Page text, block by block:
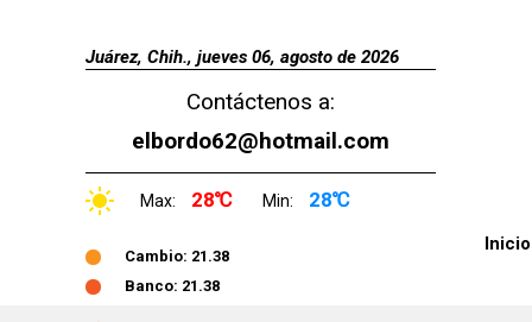
Juárez, Chih., jueves 06, agosto de 2026
Contáctenos a:
elbordo62@hotmail.com
Max: 28℃ Min: 28℃
Cambio: 21.38
Banco: 21.38
Inicio